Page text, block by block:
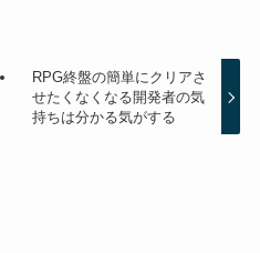
RPG終盤の簡単にクリアさ
せたくなくなる開発者の気
持ちは分かる気がする